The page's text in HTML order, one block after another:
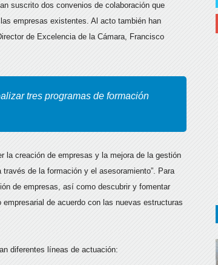
suscrito dos convenios de colaboración que
empresas existentes. Al acto también han
de Excelencia de la Cámara, Francisco
tres programas de formación
la creación de empresas y la mejora de la gestión
de la formación y el asesoramiento”. Para
de empresas, así como descubrir y fomentar
de acuerdo con las nuevas estructuras
diferentes líneas de actuación: